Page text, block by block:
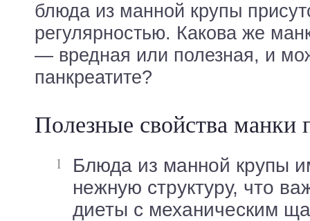
блюда из манной крупы
регулярностью. Какова же
— вредная или полезная, и
панкреатите?
Полезные свойства манки
Блюда из манной крупы имеют очень
нежную структуру, что
диеты с механическим